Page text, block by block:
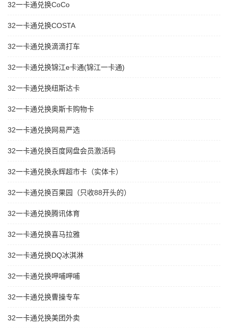
32一卡通兑换CoCo
32一卡通兑换COSTA
32一卡通兑换滴滴打车
32一卡通兑换锦江e卡通(锦江一卡通)
32一卡通兑换纽斯达卡
32一卡通兑换奥斯卡购物卡
32一卡通兑换网易严选
32一卡通兑换百度网盘会员激活码
32一卡通兑换永辉超市卡（实体卡）
32一卡通兑换百果园（只收88开头的）
32一卡通兑换腾讯体育
32一卡通兑换喜马拉雅
32一卡通兑换DQ冰淇淋
32一卡通兑换呷哺呷哺
32一卡通兑换曹操专车
32一卡通兑换美团外卖